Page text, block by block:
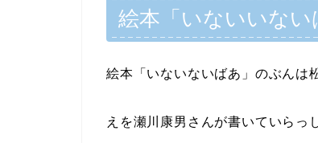
絵本「いないいない
絵本「いないないばあ」のぶんは
えを瀬川康男さんが書いていらっ